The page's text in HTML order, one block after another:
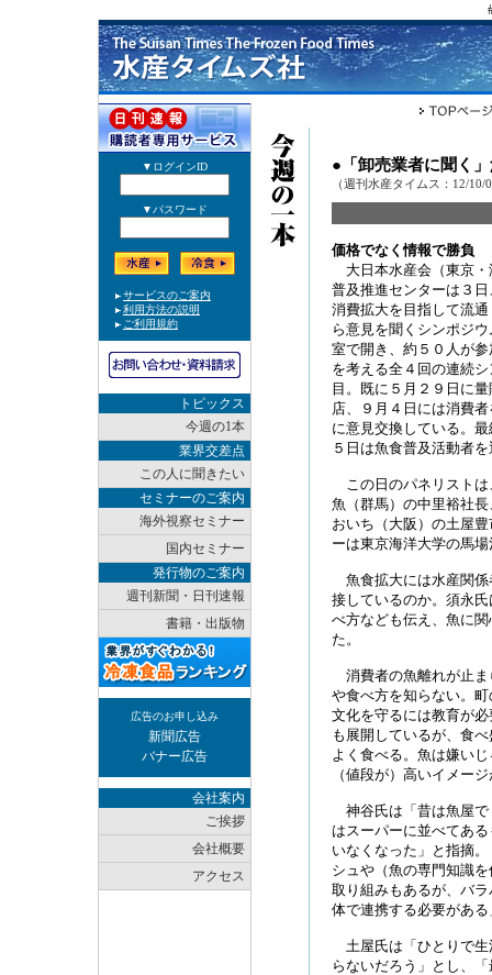
トピックス
今週の1本
業界交差点
この人に聞きたい
セミナーのご案内
海外視察セミナー
国内セミナー
発行物のご案内
週刊新聞・日刊速報
書籍・出版物
広告のお申し込み
新聞広告
バナー広告
会社案内
ご挨拶
会社概要
アクセス
●「卸売業者に聞く
（週刊水産タイムス：12/10/
価格でなく情報で勝負
大日本水産会（東京・
普及推進センターは３
消費拡大を目指して流
ら意見を聞くシンポジ
室で開き、約５０人が
を考える全４回の連続
目。既に５月２９日に
店、９月４日には消費
に意見交換している。
５日は魚食普及活動者
この日のパネリストは
魚（群馬）の中里裕社
おいち（大阪）の土屋
ーは東京海洋大学の馬
魚食拡大には水産関係
接しているのか。須永
べ方なども伝え、魚に
た。
消費者の魚離れが止ま
や食べ方を知らない。
文化を守るには教育が
も展開しているが、食
よく食べる。魚は嫌い
（値段が）高いイメー
神谷氏は「昔は魚屋で
はスーパーに並べてあ
いなくなった」と指摘
シュや（魚の専門知識
取り組みもあるが、バ
体で連携する必要があ
土屋氏は「ひとりで生
らないだろう」とし、